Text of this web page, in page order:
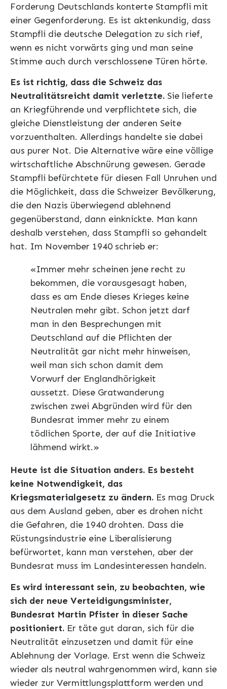
Forderung Deutschlands konterte Stampfli mit
einer Gegenforderung. Es ist aktenkundig, dass
Stampfli die deutsche Delegation zu sich rief,
wenn es nicht vorwärts ging und man seine
Stimme auch durch verschlossene Türen hörte.
Es ist richtig, dass die Schweiz das
Neutralitätsreicht damit verletzte. Sie lieferte
an Kriegführende und verpflichtete sich, die
gleiche Dienstleistung der anderen Seite
vorzuenthalten. Allerdings handelte sie dabei
aus purer Not. Die Alternative wäre eine völlige
wirtschaftliche Abschnürung gewesen. Gerade
Stampfli befürchtete für diesen Fall Unruhen und
die Möglichkeit, dass die Schweizer Bevölkerung,
die den Nazis überwiegend ablehnend
gegenüberstand, dann einknickte. Man kann
deshalb verstehen, dass Stampfli so gehandelt
hat. Im November 1940 schrieb er:
«Immer mehr scheinen jene recht zu
bekommen, die vorausgesagt haben,
dass es am Ende dieses Krieges keine
Neutralen mehr gibt. Schon jetzt darf
man in den Besprechungen mit
Deutschland auf die Pflichten der
Neutralität gar nicht mehr hinweisen,
weil man sich schon damit dem
Vorwurf der Englandhörigkeit
aussetzt. Diese Gratwanderung
zwischen zwei Abgründen wird für den
Bundesrat immer mehr zu einem
tödlichen Sporte, der auf die Initiative
lähmend wirkt.»
Heute ist die Situation anders. Es besteht
keine Notwendigkeit, das
Kriegsmaterialgesetz zu ändern. Es mag Druck
aus dem Ausland geben, aber es drohen nicht
die Gefahren, die 1940 drohten. Dass die
Rüstungsindustrie eine Liberalisierung
befürwortet, kann man verstehen, aber der
Bundesrat muss im Landesinteressen handeln.
Es wird interessant sein, zu beobachten, wie
sich der neue Verteidigungsminister,
Bundesrat Martin Pfister in dieser Sache
positioniert. Er täte gut daran, sich für die
Neutralität einzusetzen und damit für eine
Ablehnung der Vorlage. Erst wenn die Schweiz
wieder als neutral wahrgenommen wird, kann sie
wieder zur Vermittlungsplattform werden und